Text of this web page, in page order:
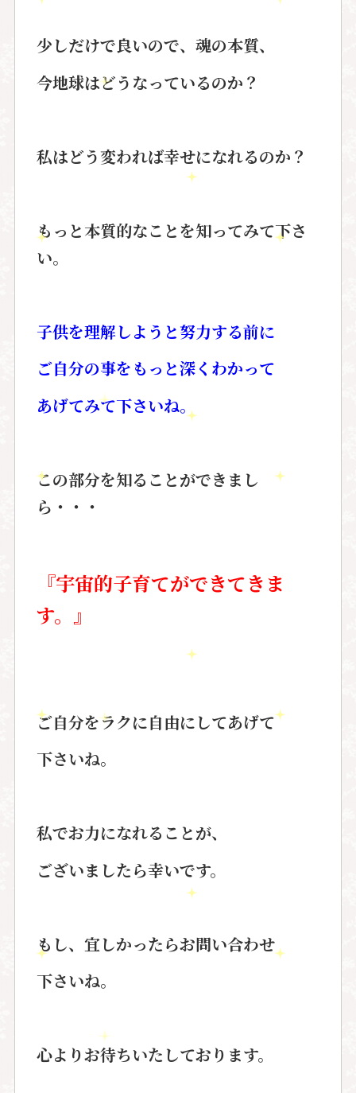
少しだけで良いので、魂の本質、
今地球はどうなっているのか？
私はどう変われば幸せになれるのか？
もっと本質的なことを知ってみて下さ
い。
子供を理解しようと努力する前に
ご自分の事をもっと深くわかって
あげてみて下さいね。
この部分を知ることができまし
ら・・・
『宇宙的子育てができてきま
す。』
ご自分をラクに自由にしてあげて
下さいね。
私でお力になれることが、
ございましたら幸いです。
もし、宜しかったらお問い合わせ
下さいね。
心よりお待ちいたしております。